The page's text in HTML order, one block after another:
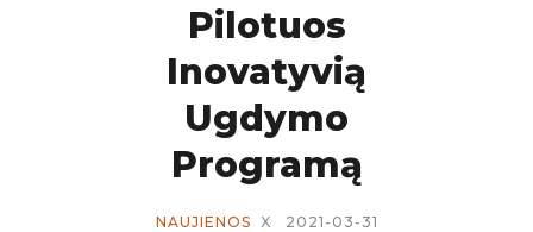
Pilotuos
Inovatyvią
Ugdymo
Programą
NAUJIENOS X 2021-03-31